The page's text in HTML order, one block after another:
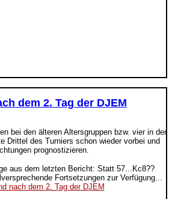
dem 2. Tag der DJEM
bei den älteren Altersgruppen bzw. vier in der
Drittel des Turniers schon wieder vorbei und
prognostizieren.
aus dem letzten Bericht: Statt 57...Kc8??
Fortsetzungen zur Verfügung...
nach dem 2. Tag der DJEM